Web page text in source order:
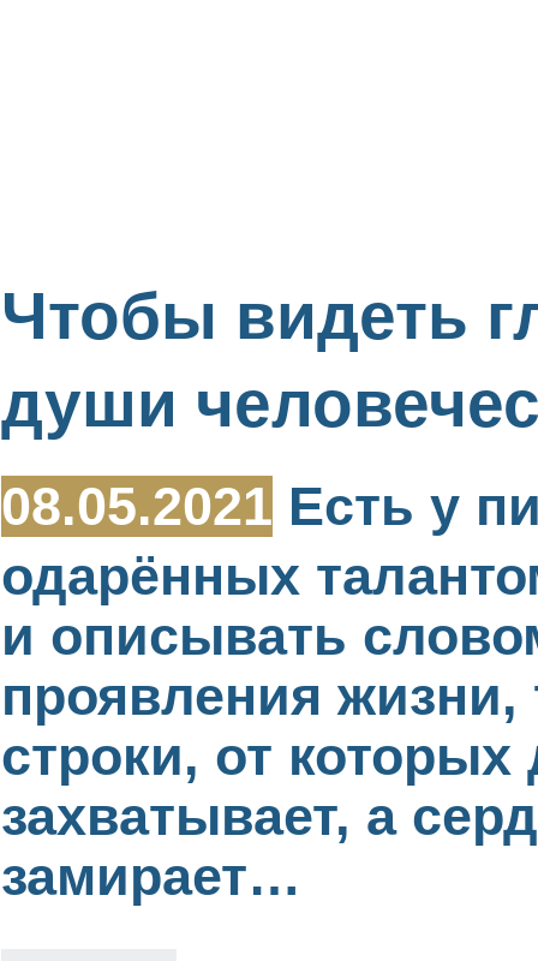
Чтобы видеть
души
08.05.2021 Есть у
одарённых
и описывать
проявления жизни,
строки, от которых
захватывает, а
замирает…